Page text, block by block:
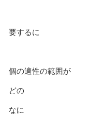
要するに
個の適性の範囲が
どの
なに